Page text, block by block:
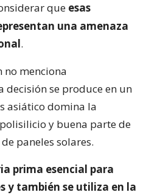
que esas
una amenaza
.
menciona
decisión se produce en un
asiático domina la
y buena parte de
paneles solares.
prima esencial para
y también se utiliza en la